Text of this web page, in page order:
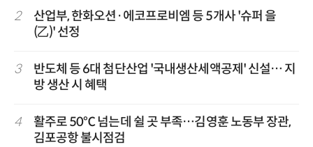
2
산업부, 한화오션·에코프로비엠 등 5개사 '슈퍼 을
(乙)' 선정
3
반도체 등 6대 첨단산업 '국내생산세액공제' 신설… 지
방 생산 시 혜택
4
활주로 50℃ 넘는데 쉴 곳 부족…김영훈 노동부 장관,
김포공항 불시점검